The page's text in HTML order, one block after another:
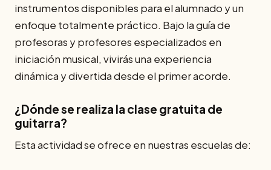
instrumentos disponibles para el alumnado y un
enfoque totalmente práctico. Bajo la guía de
profesoras y profesores especializados en
iniciación musical, vivirás una experiencia
dinámica y divertida desde el primer acorde.
¿Dónde se realiza la clase gratuita de
guitarra?
Esta actividad se ofrece en nuestras escuelas de: